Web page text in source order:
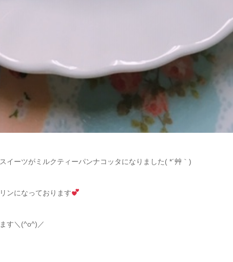
イーツがミルクティーパンナコッタになりました( *´艸｀)
ンになっております
す＼(^o^)／